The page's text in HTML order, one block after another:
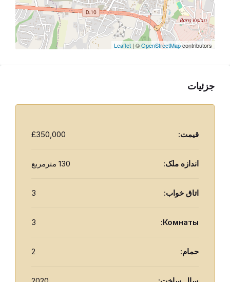
Leaflet | ©OpenStreetMapcontributors
جزئیات
قيمت: £350,000
اندازه ملک: 130 مترمربع
اتاق خواب: 3
Комнаты:
3
حمام: 2